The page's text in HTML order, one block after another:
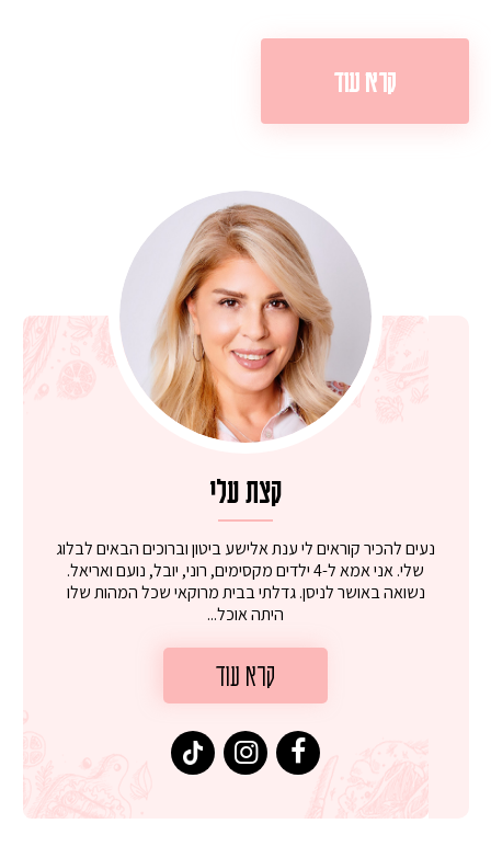
קרא עוד
קצת עלי
נעים להכיר קוראים לי ענת אלישע ביטון וברוכים הבאים לבלוג
שלי. אני אמא ל-4 ילדים מקסימים, רוני, יובל, נועם ואריאל.
נשואה באושר לניסן. גדלתי בבית מרוקאי שכל המהות שלו
היתה אוכל...
קרא עוד